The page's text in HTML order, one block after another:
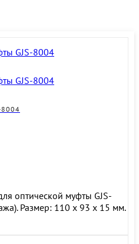
8004
оптической муфты GJS-
Размер: 110 х 93 х 15 мм.